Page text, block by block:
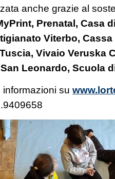
anche grazie al
Prenatal, Casa
Viterbo,
Vivaio Veruska
Leonardo, Scuola
informazioni su